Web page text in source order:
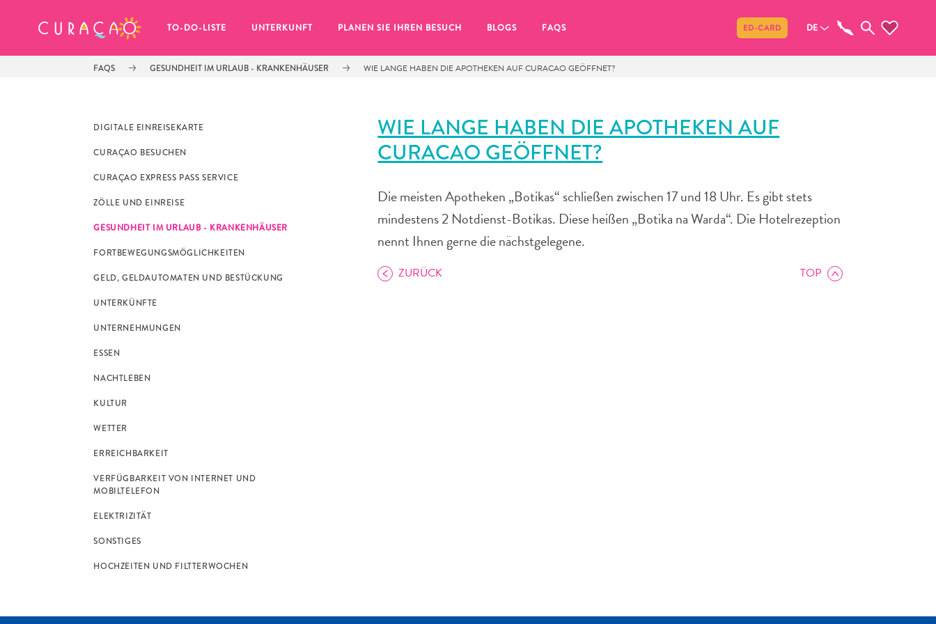
TO-DO-LISTE UNTERKUNFT PLANEN SIE IHREN BESUCH BLOGS FAQS ED-CARD DE
FAQS GESUNDHEIT IM URLAUB - KRANKENHÄUSER WIE LANGE HABEN DIE APOTHEKEN AUF CURACAO GEÖFFNET?
DIGITALE EINREISEKARTE
CURAÇAO BESUCHEN
CURAÇAO EXPRESS PASS SERVICE
ZÖLLE UND EINREISE
GESUNDHEIT IM URLAUB - KRANKENHÄUSER
FORTBEWEGUNGSMÖGLICHKEITEN
GELD, GELDAUTOMATEN UND BESTÜCKUNG
UNTERKÜNFTE
UNTERNEHMUNGEN
ESSEN
NACHTLEBEN
KULTUR
WETTER
ERREICHBARKEIT
VERFÜGBARKEIT VON INTERNET UND
MOBILTELEFON
ELEKTRIZITÄT
SONSTIGES
HOCHZEITEN UND FILTTERWOCHEN
WIE LANGE HABEN DIE APOTHEKEN AUF
CURACAO GEÖFFNET?
Die meisten Apotheken „Botikas“ schließen zwischen 17 und 18 Uhr. Es gibt stets
mindestens 2 Notdienst-Botikas. Diese heißen „Botika na Warda“. Die Hotelrezeption
nennt Ihnen gerne die nächstgelegene.
TOP
ZURÜCK
MEINE FAVORITEN Teilen
Es schaut so aus, als ob Sie noch
gespeichert haben.
Wenn Sie etwas für später speichern möchten, klicken Sie auf das